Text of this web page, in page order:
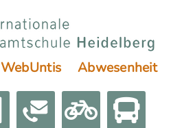
WebUntis Abwesenheit